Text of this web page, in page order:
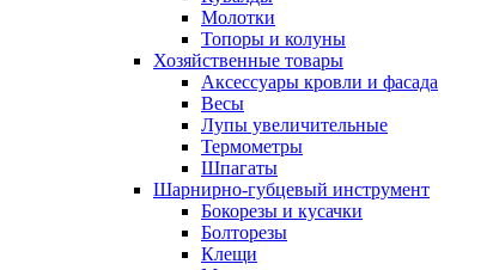
Молотки
Топоры и колуны
Хозяйственные товары
Аксессуары кровли и фасада
Весы
Лупы увеличительные
Термометры
Шпагаты
Шарнирно-губцевый инструмент
Бокорезы и кусачки
Болторезы
Клещи